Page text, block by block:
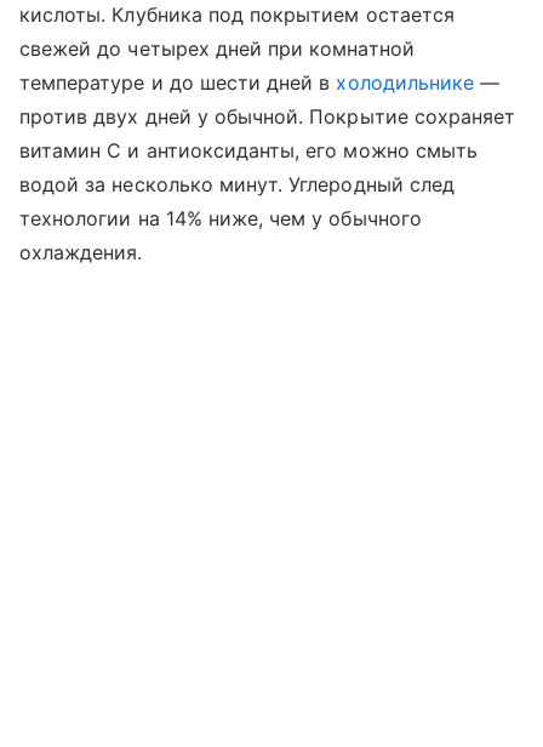
кислоты. Клубника под покрытием остается
свежей до четырех дней при комнатной
температуре и до шести дней в холодильнике —
против двух дней у обычной. Покрытие сохраняет
витамин С и антиоксиданты, его можно смыть
водой за несколько минут. Углеродный след
технологии на 14% ниже, чем у обычного
охлаждения.